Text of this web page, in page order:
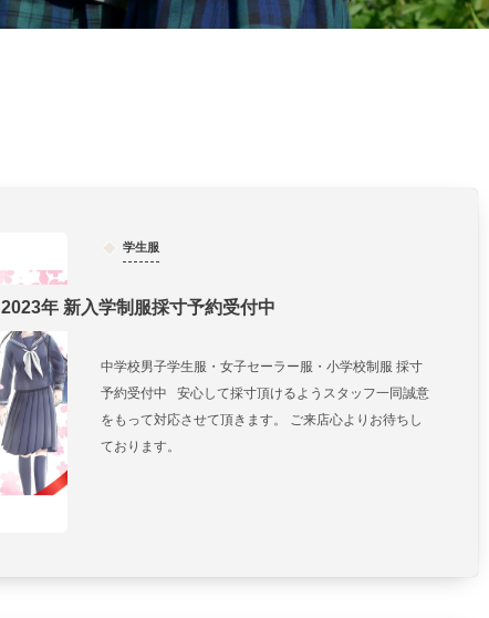
学生服
2023年 新入学制服採寸予約受付中
中学校男子学生服・女子セーラー服・小学校制服 採寸
予約受付中 安心して採寸頂けるようスタッフ一同誠意
をもって対応させて頂きます。 ご来店心よりお待ちし
ております。